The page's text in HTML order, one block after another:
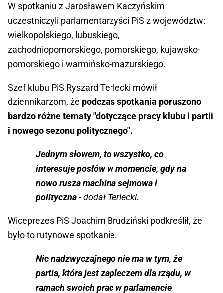
W spotkaniu z Jarosławem Kaczyńskim
uczestniczyli parlamentarzyści PiS z województw:
wielkopolskiego, lubuskiego,
zachodniopomorskiego, pomorskiego, kujawsko-
pomorskiego i warmińsko-mazurskiego.
Szef klubu PiS Ryszard Terlecki mówił
dziennikarzom, że podczas spotkania poruszono
bardzo różne tematy "dotyczące pracy klubu i partii
i nowego sezonu politycznego".
Jednym słowem, to wszystko, co
interesuje posłów w momencie, gdy na
nowo rusza machina sejmowa i
polityczna- dodał Terlecki.
Wiceprezes PiS Joachim Brudziński podkreślił, że
było to rutynowe spotkanie.
Nic nadzwyczajnego nie ma w tym, że
partia, która jest zapleczem dla rządu, w
ramach swoich prac w parlamencie